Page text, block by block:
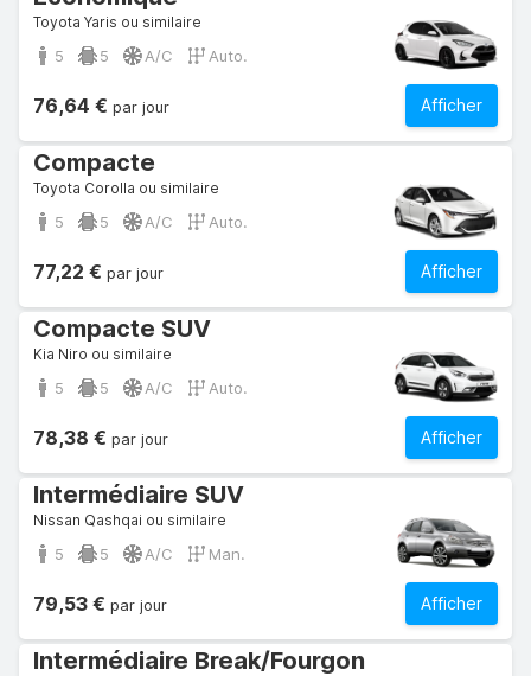
Toyota Yaris ou similaire
5 5 A/C Auto.
Afficher
76,64 € par jour
Compacte
Toyota Corolla ou similaire
5 5 A/C Auto.
Afficher
77,22 € par jour
Compacte SUV
Kia Niro ou similaire
5 5 A/C Auto.
Afficher
78,38 € par jour
Intermédiaire SUV
Nissan Qashqai ou similaire
5 5 A/C Man.
Afficher
79,53 € par jour
Intermédiaire Break/Fourgon